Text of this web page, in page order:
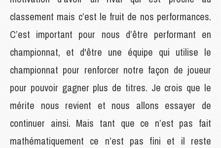
classement mais c’est le fruit de nos performances.
C’est important pour nous d’être performant en
championnat, et d'être une équipe qui utilise le
championnat pour renforcer notre façon de joueur
pour pouvoir gagner plus de titres. Je crois que le
mérite nous revient et nous allons essayer de
continuer ainsi. Mais tant que ce n’est pas fait
mathématiquement ce n’est pas fini et il reste